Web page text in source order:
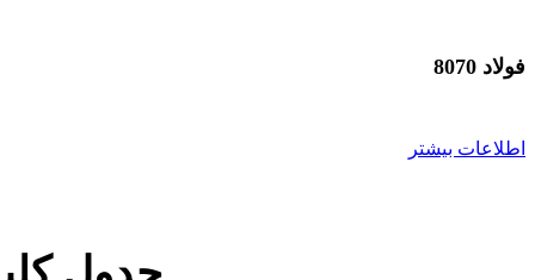
فولاد 8070
اطلاعات بیشتر